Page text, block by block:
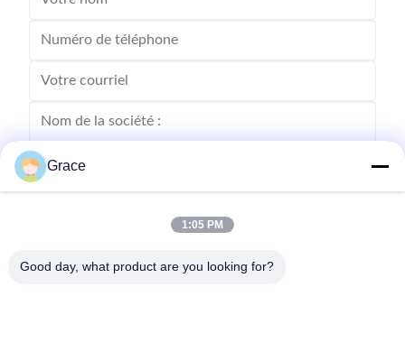
Envoyez
Grace
1:05 PM
Good day, what product are you looking for?